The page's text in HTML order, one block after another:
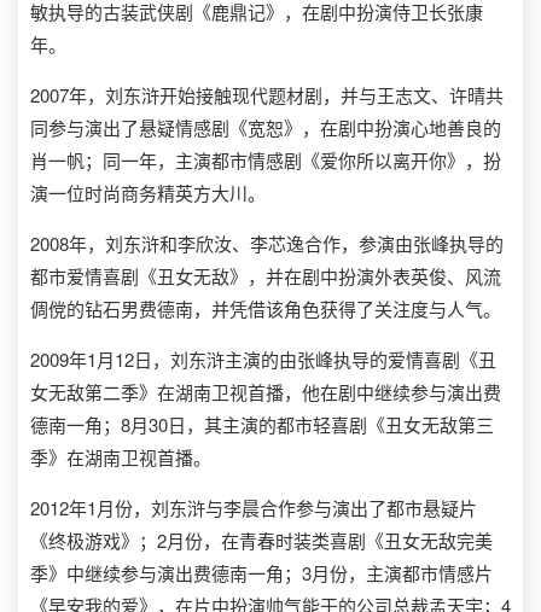
敏执导的古装武侠剧《鹿鼎记》，在剧中扮演侍卫长张康
年。
2007年，刘东浒开始接触现代题材剧，并与王志文、许晴共
同参与演出了悬疑情感剧《宽恕》，在剧中扮演心地善良的
肖一帆；同一年，主演都市情感剧《爱你所以离开你》，扮
演一位时尚商务精英方大川。
2008年，刘东浒和李欣汝、李芯逸合作，参演由张峰执导的
都市爱情喜剧《丑女无敌》，并在剧中扮演外表英俊、风流
倜傥的钻石男费德南，并凭借该角色获得了关注度与人气。
2009年1月12日，刘东浒主演的由张峰执导的爱情喜剧《丑
女无敌第二季》在湖南卫视首播，他在剧中继续参与演出费
德南一角；8月30日，其主演的都市轻喜剧《丑女无敌第三
季》在湖南卫视首播。
2012年1月份，刘东浒与李晨合作参与演出了都市悬疑片
《终极游戏》；2月份，在青春时装类喜剧《丑女无敌完美
季》中继续参与演出费德南一角；3月份，主演都市情感片
《早安我的爱》，在片中扮演帅气能干的公司总裁孟天宇；4